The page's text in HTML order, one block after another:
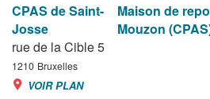
CPAS de Saint-
Josse
Maison de
Mouzon
rue de la Cible 5
1210 Bruxelles
VOIR PLAN